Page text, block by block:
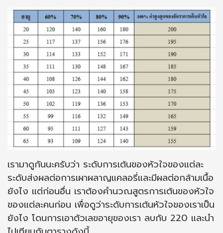
เรามาดูกันนะครับว่า ระดับการเต้นของหัวใจของแต่ละ
ระดับส่งผลต่อการเผาผลาญแคลอรี่และมีผลต่อกล้ามเนื้อ
ยังไง แต่ก่อนอื่น เราต้องคำนวณสูตรการเต้นของหัวใจ
ของแต่ละคนก่อน เพื่อดูว่าระดับการเต้นหัวใจของเราเป็น
ยังไง โดนการเอาตัวเลขอายุของเรา ลบกับ 220 และนำ